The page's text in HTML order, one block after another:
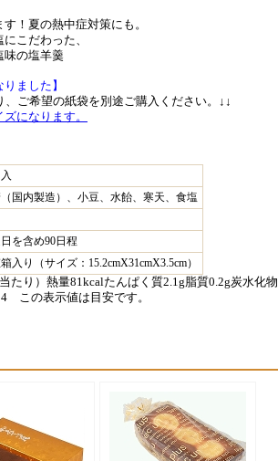
！夏の熱中症対策にも。
こだわった、
味の塩羊羹
ました】
、ご希望の紙袋を別途ご購入ください。↓↓
になります。
国内製造）、小豆、水飴、寒天、食塩
を含め90日程
入り（サイズ：15.2cmX31cmX3.5cm）
たり）熱量81kcalたんぱく質2.1g脂質0.2g炭水化物
この表示値は目安です。